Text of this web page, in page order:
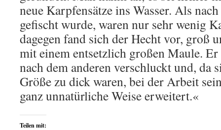
neue Karpfensätze ins Wasser. Als
gefischt wurde, waren nur sehr wenig
dagegen fand sich der Hecht vor, groß
mit einem entsetzlich großen Maule.
nach dem anderen verschluckt und, da
Größe zu dick waren, bei der Arbeit
ganz unnatürliche Weise erweitert.«
Teilen mit: